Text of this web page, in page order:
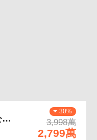
30%
3,998萬
2,799萬
現買現賺公告現值 開價近公告現值使用面積七四坪